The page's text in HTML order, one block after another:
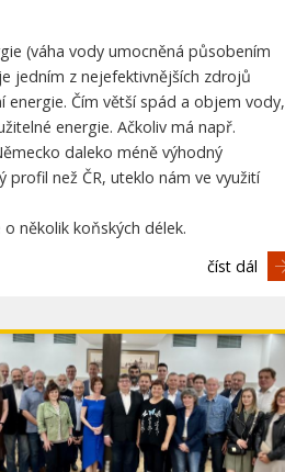
(váha vody umocněná působením
jedním z nejefektivnějších zdrojů
energie. Čím větší spád a objem vody,
energie. Ačkoliv má např.
daleko méně výhodný
profil než ČR, uteklo nám ve využití
několik koňských délek.
číst dál